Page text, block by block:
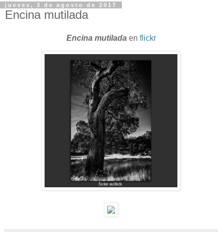
jueves, 3 de agosto de 2017
Encina mutilada
Encina mutiladaen flickr